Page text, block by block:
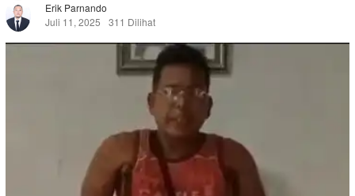
Erik Parnando
Juli 11, 2025
311 Dilihat